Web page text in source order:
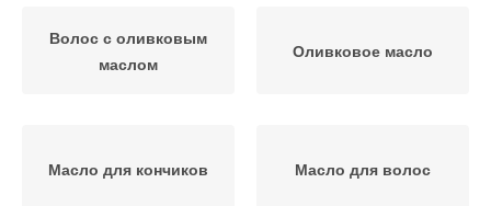
Волос с оливковым
маслом
Оливковое масло
Масло для кончиков Масло для волос